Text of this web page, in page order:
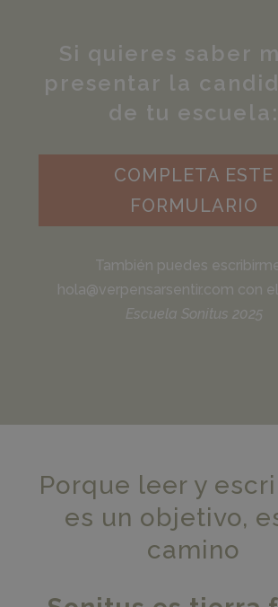
Si quieres saber
presentar la
de tu escuela:
COMPLETA ESTE
FORMULARIO
También puedes
hola@verpensarsentir.com con
Escuela Sonitus 2025
Porque leer y
es un objetivo,
camino